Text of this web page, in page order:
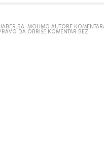
MOLIMO AUTORE
DA OBRIŠE KOMENTAR BEZ